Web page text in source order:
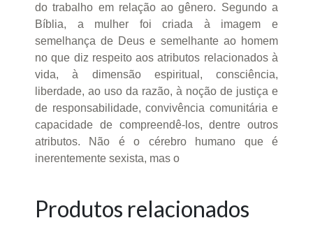
do trabalho em relação ao gênero. Segundo a
Bíblia, a mulher foi criada à imagem e
semelhança de Deus e semelhante ao homem
no que diz respeito aos atributos relacionados à
vida, à dimensão espiritual, consciência,
liberdade, ao uso da razão, à noção de justiça e
de responsabilidade, convivência comunitária e
capacidade de compreendê-los, dentre outros
atributos. Não é o cérebro humano que é
inerentemente sexista, mas o
Produtos relacionados